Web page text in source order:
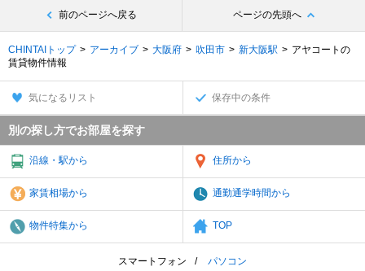
前のページへ戻る ページの先頭へ
CHINTAIトップ アーカイブ 大阪府 吹田市 新大阪駅
アヤコートの
賃貸物件情報
気になるリスト 保存中の条件
別の探し方でお部屋を探す
沿線・駅から 住所から
家賃相場から 通勤通学時間から
物件特集から TOP
スマートフォン パソコン